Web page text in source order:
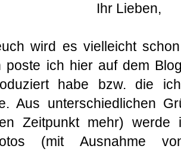
Ihr Lieben,
wird es vielleicht
poste ich hier auf dem
habe bzw. die
Aus unterschiedlichen
Zeitpunkt mehr)
(mit Ausnahme